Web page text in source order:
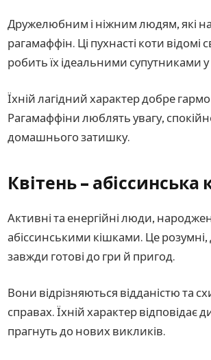
Дружелюбним і ніжним людям, які
рагамаффін. Ці пухнасті коти
робить їх ідеальними супутниками
Їхній лагідний характер добре
Рагамаффіни люблять увагу,
домашнього затишку.
Квітень – абіссинська
Активні та енергійні люди,
абіссинськими кішками. Це
завжди готові до гри й пригод.
Вони відрізняються відданістю та
справах. Їхній характер відповідає
прагнуть до нових викликів.